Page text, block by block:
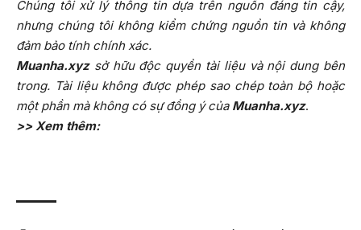
Chúng tôi xử lý thông tin dựa trên nguồn đáng tin cậy,
nhưng chúng tôi không kiểm chứng nguồn tin và không
đảm bảo tính chính xác.
Muanha.xyzsở hữu độc quyền tài liệu và nội dung bên
trong. Tài liệu không được phép sao chép toàn bộ hoặc
một phần mà không có sự đồng ý của Muanha.xyz.
>> Xem thêm: